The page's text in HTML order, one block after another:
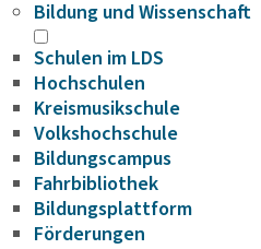
Bildung und Wissenschaft
Schulen im LDS
Hochschulen
Kreismusikschule
Volkshochschule
Bildungscampus
Fahrbibliothek
Bildungsplattform
Förderungen